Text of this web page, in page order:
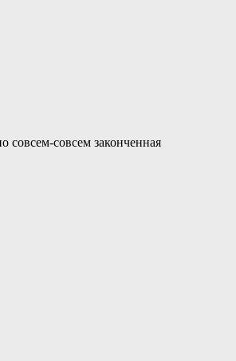
совсем-совсем законченная